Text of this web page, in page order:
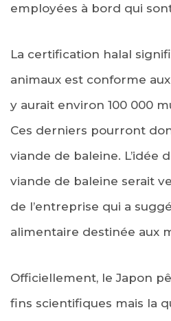
employées à bord qui
La certification halal
animaux est conforme
y aurait environ 100 000
Ces derniers pourront
viande de baleine. L’idée
viande de baleine serait
de l’entreprise qui a
alimentaire destinée aux
Officiellement, le Japon
fins scientifiques mais la